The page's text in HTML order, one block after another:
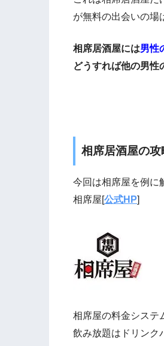
が無料の出会いの場
相席居酒屋には男性
どうすれば他の男性
相席居酒屋の攻
今回は相席屋を例に
相席屋[公式HP]
相席屋の料金システ
飲み放題はドリンク